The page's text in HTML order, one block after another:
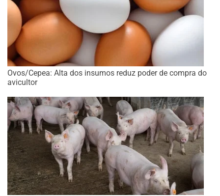
Ovos/Cepea: Alta dos insumos reduz poder de compra do
avicultor